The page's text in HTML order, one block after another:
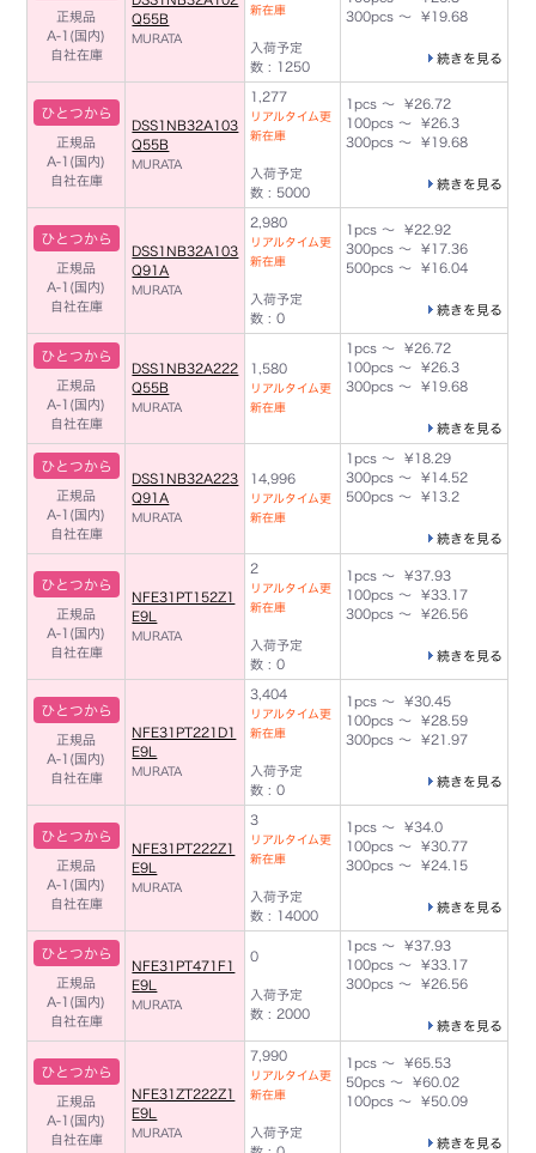
正規品
A-1(国内)
自社在庫
Q55B
MURATA
新在庫
入荷予定
数 : 1250
300pcs ～ ¥19.68
続きを見る
ひとつから
正規品
A-1(国内)
自社在庫
DSS1NB32A103
Q55B
MURATA
1,277
リアルタイム更
新在庫
入荷予定
数 : 5000
1pcs ～ ¥26.72
100pcs ～ ¥26.3
300pcs ～ ¥19.68
続きを見る
ひとつから
正規品
A-1(国内)
自社在庫
DSS1NB32A103
Q91A
MURATA
2,980
リアルタイム更
新在庫
入荷予定
数 : 0
1pcs ～ ¥22.92
300pcs ～ ¥17.36
500pcs ～ ¥16.04
続きを見る
ひとつから
正規品
A-1(国内)
自社在庫
DSS1NB32A222
Q55B
MURATA
1,580
リアルタイム更
新在庫
1pcs ～ ¥26.72
100pcs ～ ¥26.3
300pcs ～ ¥19.68
続きを見る
ひとつから
正規品
A-1(国内)
自社在庫
DSS1NB32A223
Q91A
MURATA
14,996
リアルタイム更
新在庫
1pcs ～ ¥18.29
300pcs ～ ¥14.52
500pcs ～ ¥13.2
続きを見る
ひとつから
正規品
A-1(国内)
自社在庫
NFE31PT152Z1
E9L
MURATA
2
リアルタイム更
新在庫
入荷予定
数 : 0
1pcs ～ ¥37.93
100pcs ～ ¥33.17
300pcs ～ ¥26.56
続きを見る
ひとつから
正規品
A-1(国内)
自社在庫
NFE31PT221D1
E9L
MURATA
3,404
リアルタイム更
新在庫
入荷予定
数 : 0
1pcs ～ ¥30.45
100pcs ～ ¥28.59
300pcs ～ ¥21.97
続きを見る
ひとつから
正規品
A-1(国内)
自社在庫
NFE31PT222Z1
E9L
MURATA
3
リアルタイム更
新在庫
入荷予定
数 : 14000
1pcs ～ ¥34.0
100pcs ～ ¥30.77
300pcs ～ ¥24.15
続きを見る
ひとつから
正規品
A-1(国内)
自社在庫
NFE31PT471F1
E9L
MURATA
0
入荷予定
数 : 2000
1pcs ～ ¥37.93
100pcs ～ ¥33.17
300pcs ～ ¥26.56
続きを見る
ひとつから
正規品
A-1(国内)
自社在庫
NFE31ZT222Z1
E9L
MURATA
7,990
リアルタイム更
新在庫
入荷予定
1pcs ～ ¥65.53
50pcs ～ ¥60.02
100pcs ～ ¥50.09
続きを見る